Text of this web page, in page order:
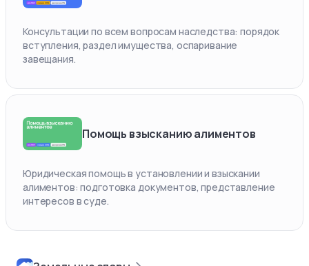
Консультации по всем вопросам наследства: порядок
вступления, раздел имущества, оспаривание
завещания.
Помощь взысканию алиментов
Юридическая помощь в установлении и взыскании
алиментов: подготовка документов, представление
интересов в суде.